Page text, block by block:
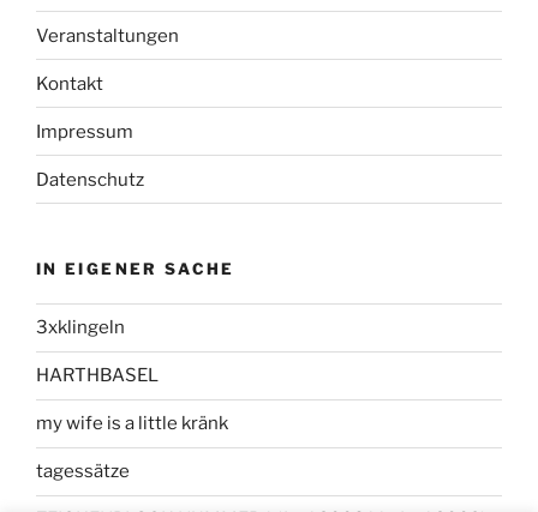
Veranstaltungen
Kontakt
Impressum
Datenschutz
IN EIGENER SACHE
3xklingeln
HARTHBASEL
my wife is a little kränk
tagessätze